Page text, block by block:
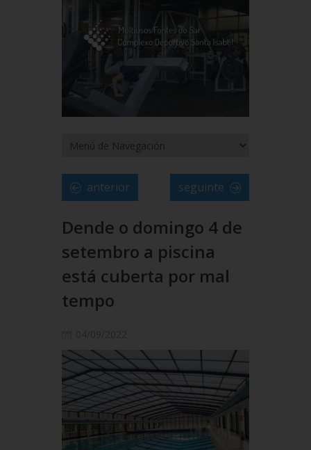
anterior seguinte
Dende o domingo 4 de
setembro a piscina
está cuberta por mal
tempo